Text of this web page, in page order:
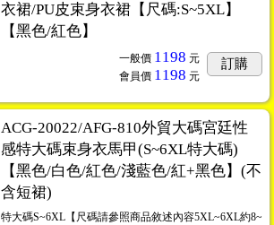
衣裙/PU皮束身衣裙【尺碼:S~5XL】
【黑色/紅色】
一般價 1198 元
會員價 1198 元
訂購
ACG-20022/AFG-810外貿大碼宮廷性
感特大碼束身衣馬甲(S~6XL特大碼)
【黑色/白色/紅色/淺藍色/紅+黑色】(不
含短裙)
特大碼S~6XL【尺碼請參照商品敘述內容5XL~6XL約8~